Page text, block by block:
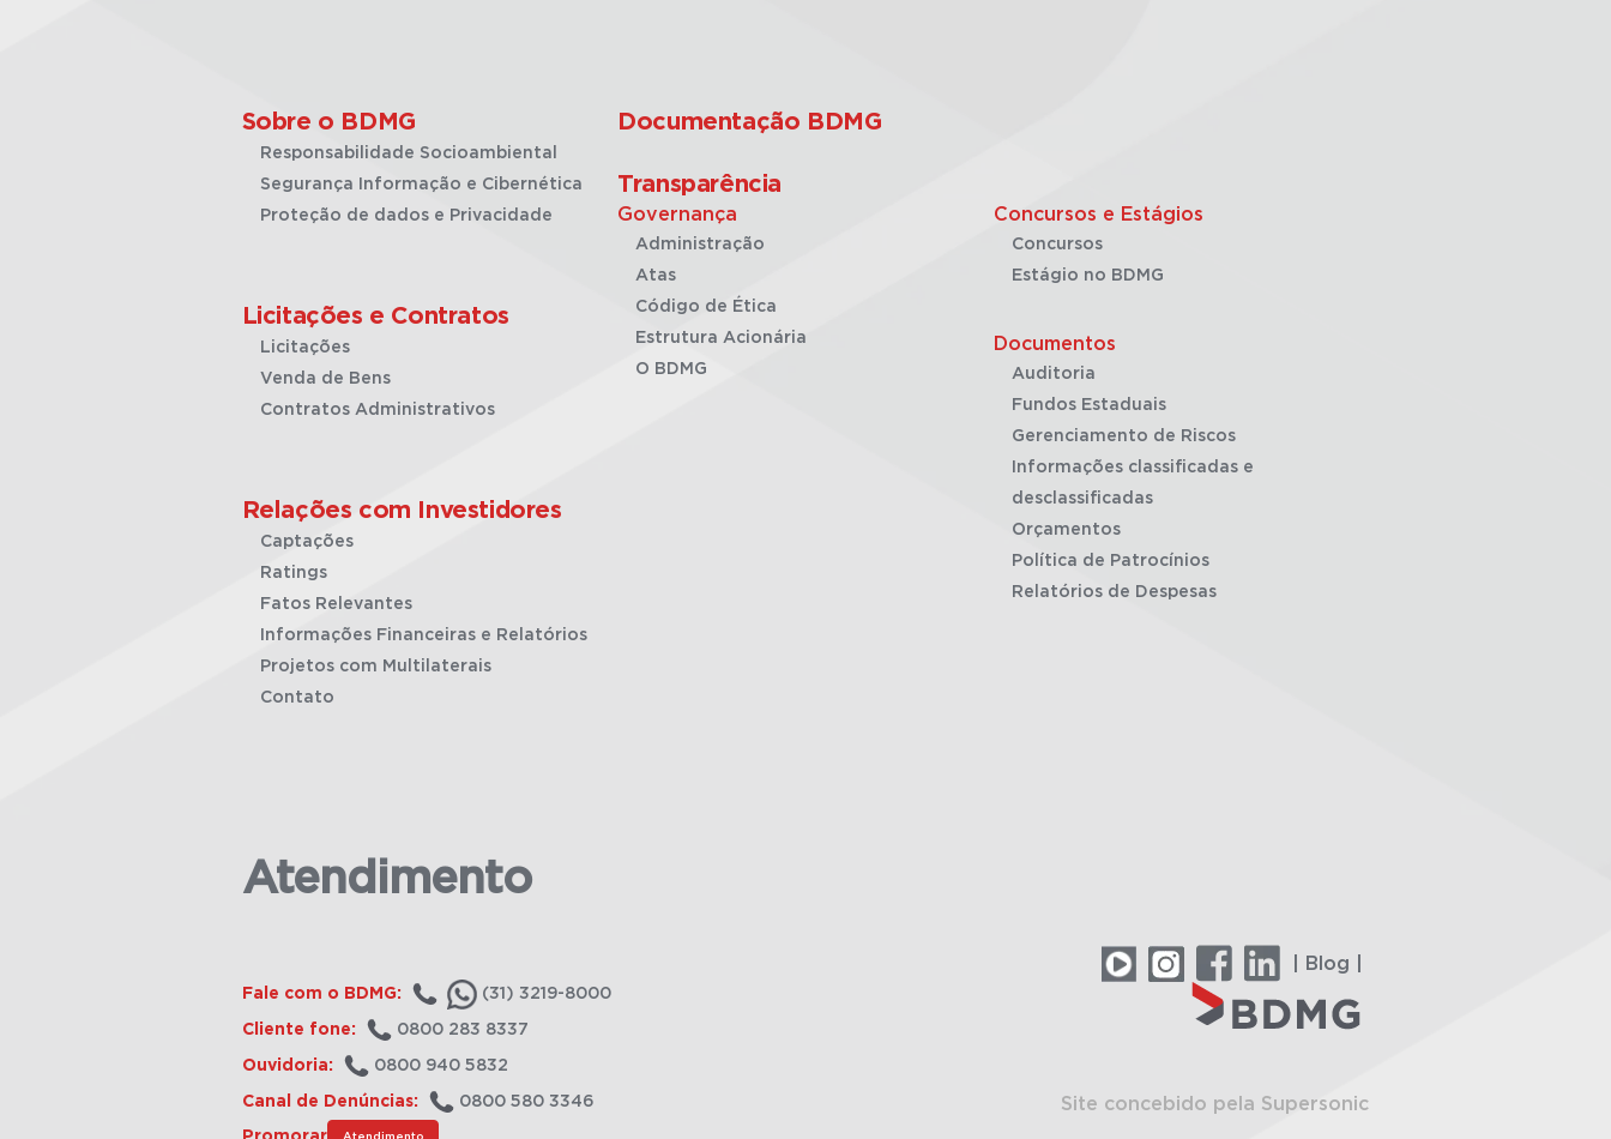
Sobre o BDMG
Responsabilidade Socioambiental
Segurança Informação e Cibernética
Proteção de dados e Privacidade
Licitações e Contratos
Licitações
Venda de Bens
Contratos Administrativos
Relações com Investidores
Captações
Ratings
Fatos Relevantes
Informações Financeiras e Relatórios
Projetos com Multilaterais
Contato
Documentação BDMG
Transparência
Governança
Administração
Atas
Código de Ética
Estrutura Acionária
O BDMG
Concursos e Estágios
Concursos
Estágio no BDMG
Documentos
Auditoria
Fundos Estaduais
Gerenciamento de Riscos
Informações classificadas e
desclassificadas
Orçamentos
Política de Patrocínios
Relatórios de Despesas
Atendimento
Fale com o BDMG: (31) 3219-8000
Cliente fone: 0800 283 8337
Ouvidoria: 0800 940 5832
Canal de Denúncias: 0800 580 3346
Atendimento
| Blog |
Site concebido pela Supersonic